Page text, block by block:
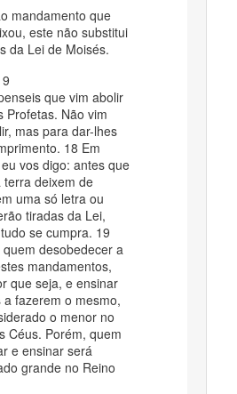
mandamento que
este não substitui
da Lei de Moisés.
que vim abolir
Profetas. Não vim
mas para dar-lhes
18 Em
vos digo: antes que
terra deixem de
uma só letra ou
tiradas da Lei,
se cumpra. 19
quem desobedecer a
mandamentos,
que seja, e ensinar
a fazerem o mesmo,
o menor no
Céus. Porém, quem
e ensinar será
grande no Reino